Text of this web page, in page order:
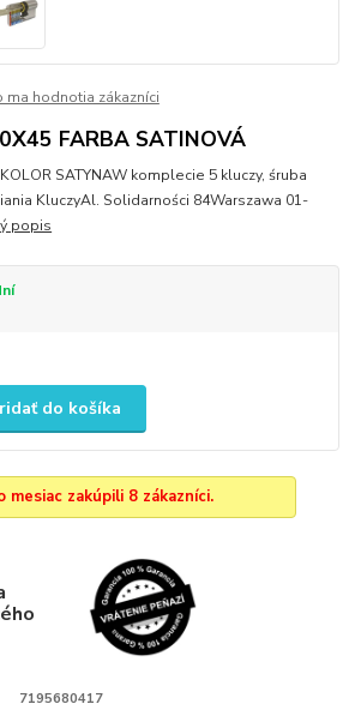
ma hodnotia zákazníci
FARBA SATINOVÁ
SATYNAW komplecie 5 kluczy, śruba
KluczyAl. Solidarności 84Warszawa 01-
popis
do košíka
mesiac zakúpili 8 zákazníci.
7195680417